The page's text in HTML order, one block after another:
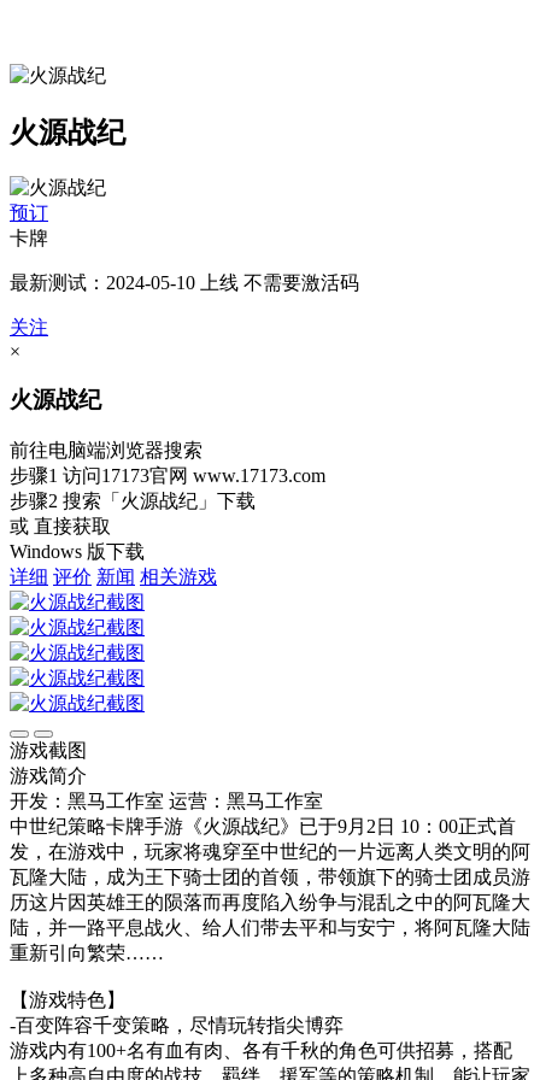
火源战纪
预订
卡牌
最新测试：2024-05-10 上线 不需要激活码
关注
×
火源战纪
前往电脑端浏览器搜索
步骤1 访问17173官网 www.17173.com
步骤2 搜索 「火源战纪」 下载
或 直接获取
Windows 版下载
详细 评价 新闻 相关游戏
游戏截图
游戏简介
开发：黑马工作室 运营：黑马工作室
中世纪策略卡牌手游《火源战纪》已于9月2日 10：00正式首
发，在游戏中，玩家将魂穿至中世纪的一片远离人类文明的阿
瓦隆大陆，成为王下骑士团的首领，带领旗下的骑士团成员游
历这片因英雄王的陨落而再度陷入纷争与混乱之中的阿瓦隆大
陆，并一路平息战火、给人们带去平和与安宁，将阿瓦隆大陆
重新引向繁荣……
【游戏特色】
-百变阵容千变策略，尽情玩转指尖博弈
游戏内有100+名有血有肉、各有千秋的角色可供招募，搭配
上多种高自由度的战技、羁绊、援军等的策略机制，能让玩家